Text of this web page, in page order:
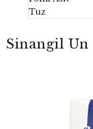
Tuz
Sinangil Un